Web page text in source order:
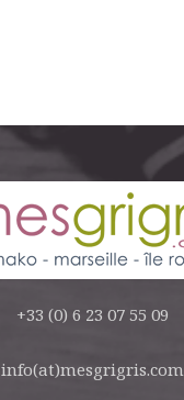
+33 (0) 6 23 07 55 09
info(at)mesgrigris.com